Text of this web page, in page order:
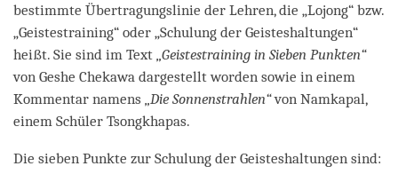
bestimmte Übertragungslinie der Lehren, die „Lojong“ bzw.
„Geistestraining“ oder „Schulung der Geisteshaltungen“
heißt. Sie sind im Text „Geistestraining in Sieben Punkten“
von Geshe Chekawa dargestellt worden sowie in einem
Kommentar namens
„Die Sonnenstrahlen“von Namkapal,
einem Schüler Tsongkhapas.
Die sieben Punkte zur Schulung der Geisteshaltungen sind: